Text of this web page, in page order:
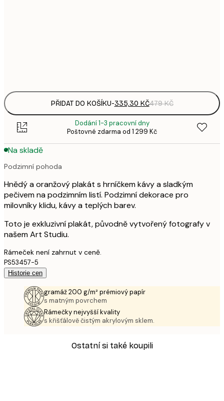
PŘIDAT DO KOŠÍKU-335,30 KČ479 KČ
Dodání 1-3 pracovní dny
Poštovné zdarma od 1 299 Kč
Na skladě
Podzimní pohoda
Hnědý a oranžový plakát s hrníčkem kávy a sladkým
pečivem na podzimním listí. Podzimní dekorace pro
milovníky klidu, kávy a teplých barev.
Toto je exkluzivní plakát, původně vytvořený fotografy v
našem Art Studiu.
Rámeček není zahrnut v ceně.
PS53457-5
Historie cen
gramáž 200 g/m² prémiový papír
s matným povrchem
Rámečky nejvyšší kvality
s křišťálově čistým akrylovým sklem.
Ostatní si také koupili